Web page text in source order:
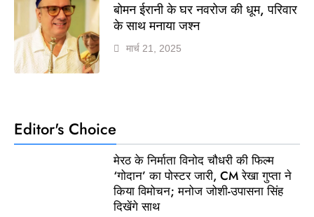
बोमन ईरानी के घर नवरोज की धूम, परिवार
के साथ मनाया जश्न
मार्च 21, 2025
Editor's Choice
मेरठ के निर्माता विनोद चौधरी की फिल्म
‘गोदान’ का पोस्टर जारी, CM रेखा गुप्ता ने
किया विमोचन; मनोज जोशी-उपासना सिंह
दिखेंगे साथ